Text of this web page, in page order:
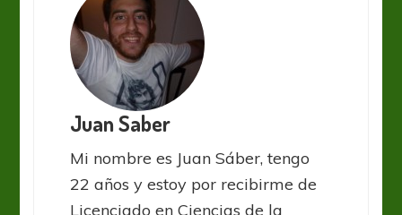
Juan Saber
Mi nombre es Juan Sáber, tengo
22 años y estoy por recibirme de
Licenciado en Ciencias de la